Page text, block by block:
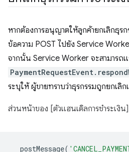
หากต้องการอนุญาตให้ลูกค้ายกเลิกธุร
ข้อความ POST ไปยัง Service
จากนั้น Service Worker จะสามารถ
ระบุให้ ผู้ขายทราบว่าธุรกรรมถูกยกเลิก
ส่วนหน้าของ [ตัวแฮนเดิลการชำระเงิน]
postMessage(